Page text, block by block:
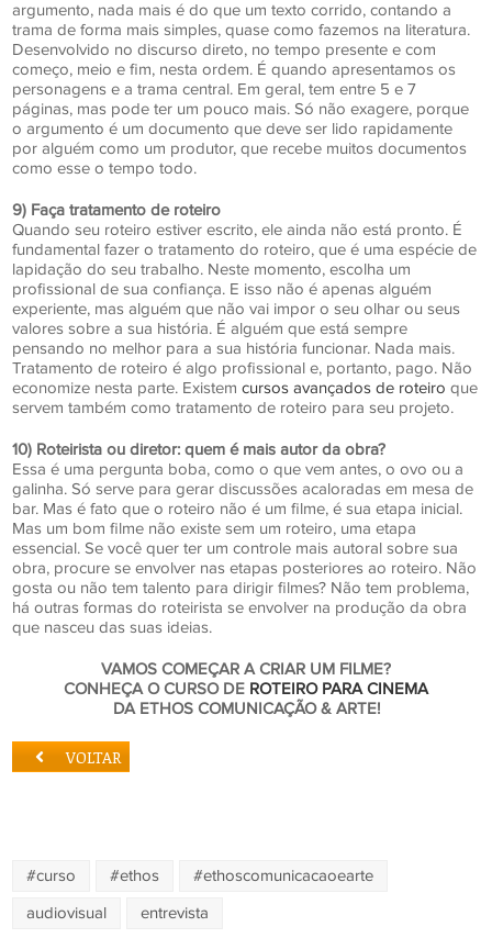
argumento, nada mais é do que um texto corrido, contando a
trama de forma mais simples, quase como fazemos na literatura.
Desenvolvido no discurso direto, no tempo presente e com
começo, meio e fim, nesta ordem. É quando apresentamos os
personagens e a trama central. Em geral, tem entre 5 e 7
páginas, mas pode ter um pouco mais. Só não exagere, porque
o argumento é um documento que deve ser lido rapidamente
por alguém como um produtor, que recebe muitos documentos
como esse o tempo todo.
9) Faça tratamento de roteiro
Quando seu roteiro estiver escrito, ele ainda não está pronto. É
fundamental fazer o tratamento do roteiro, que é uma espécie de
lapidação do seu trabalho. Neste momento, escolha um
profissional de sua confiança. E isso não é apenas alguém
experiente, mas alguém que não vai impor o seu olhar ou seus
valores sobre a sua história. É alguém que está sempre
pensando no melhor para a sua história funcionar. Nada mais.
Tratamento de roteiro é algo profissional e, portanto, pago. Não
economize nesta parte. Existemcursos avançados de roteiro que
servem também como tratamento de roteiro para seu projeto.
10) Roteirista ou diretor: quem é mais autor da obra?
Essa é uma pergunta boba, como o que vem antes, o ovo ou a
galinha. Só serve para gerar discussões acaloradas em mesa de
bar. Mas é fato que o roteiro não é um filme, é sua etapa inicial.
Mas um bom filme não existe sem um roteiro, uma etapa
essencial. Se você quer ter um controle mais autoral sobre sua
obra, procure se envolver nas etapas posteriores ao roteiro. Não
gosta ou não tem talento para dirigir filmes? Não tem problema,
há outras formas do roteirista se envolver na produção da obra
que nasceu das suas ideias.
VAMOS COMEÇAR A CRIAR UM FILME?
CONHEÇA O CURSO DE ROTEIRO PARA CINEMA
DA ETHOS COMUNICAÇÃO & ARTE!
VOLTAR
#curso #ethos #ethoscomunicacaoearte
audiovisual entrevista